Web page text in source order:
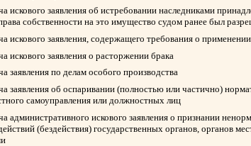
искового заявления об истребовании наследниками
собственности на это имущество судом ранее был
искового заявления, содержащего требования о
искового заявления о расторжении брака
заявления по делам особого производства
заявления об оспаривании (полностью или частично)
самоуправления или должностных лиц
административного искового заявления о признании
(бездействия) государственных органов, органов